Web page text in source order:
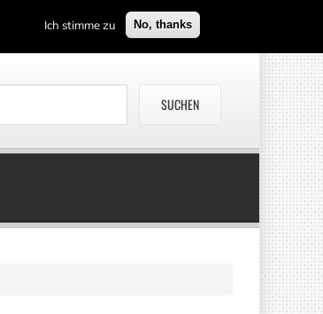
Ich stimme zu No, thanks